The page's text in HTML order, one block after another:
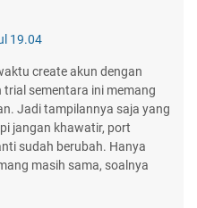
19.04
create akun dengan
sementara ini memang
Jadi tampilannya saja yang
jangan khawatir, port
sudah berubah. Hanya
masih sama, soalnya